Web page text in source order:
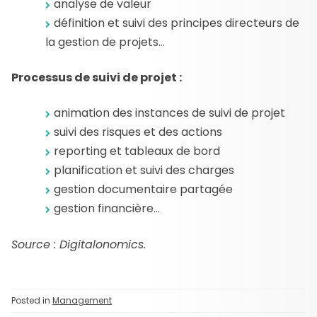
analyse de valeur
définition et suivi des principes directeurs de
la gestion de projets…
Processus de suivi de projet :
animation des instances de suivi de projet
suivi des risques et des actions
reporting et tableaux de bord
planification et suivi des charges
gestion documentaire partagée
gestion financière…
Source : Digitalonomics.
Posted in Management